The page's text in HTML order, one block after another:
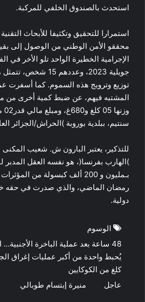
استحدث بالصندوق الخلفي للمركبة.
استمرارا للتحقيق وتكثيفا للأبحاث
محققو الأمن الوطني من الوصول إلى
جويلية 2023، وعددهم
توزيع وترويج هذه السموم. كما أسفرت
المشتبه فيهم، عن ضبط كمية أخرى من
سنتيم، ببلدية بوروبة )الحراش/الجزائر
للتذكير، يعتبر البارون ش. شعيب المكنى
)الهارب بفرنسا(، هو نفسه العقل المدبر
بـمليون و 200 ألف كبسولة من
رمضان الماضي، والذي صدرت في حقه
دولية.
الوسوم
48 ساعة بعد عملية الباخرة
كلغ من الكوكايين
عاجل
منيرة إبتسام طوبالي